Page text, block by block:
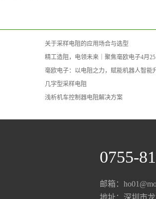
关于采样电阻的应用场合与选型
精工造阻，电领未来｜聚焦毫欧电子4月
毫欧电子：以电阻之力，赋能机器人智能
几字型采样电阻
浅析机车控制器电阻解决方案
0755-
邮箱：
地址：深圳市